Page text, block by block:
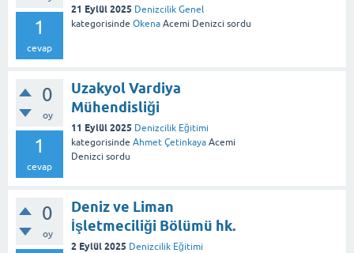
1
cevap
21 Eylül 2025 Denizcilik Genel
kategorisinde Okena Acemi Denizci sordu
0
oy
1
cevap
Uzakyol Vardiya
Mühendisliği
11 Eylül 2025 Denizcilik Eğitimi
kategorisinde Ahmet Çetinkaya Acemi
Denizci sordu
0
oy
Deniz ve Liman
İşletmeciliği Bölümü hk.
2 Eylül 2025 Denizcilik Eğitimi